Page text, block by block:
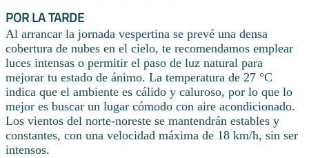
POR LA TARDE
Al arrancar la jornada vespertina se prevé una densa
cobertura de nubes en el cielo, te recomendamos emplear
luces intensas o permitir el paso de luz natural para
mejorar tu estado de ánimo. La temperatura de 27 °C
indica que el ambiente es cálido y caluroso, por lo que lo
mejor es buscar un lugar cómodo con aire acondicionado.
Los vientos del norte-noreste se mantendrán estables y
constantes, con una velocidad máxima de 18 km/h, sin ser
intensos.